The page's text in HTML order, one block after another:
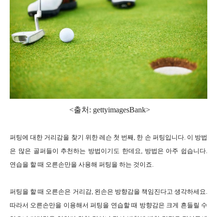
<출처: gettyimagesBank>
퍼팅에 대한 거리감을 찾기 위한 레슨 첫 번째, 한 손 퍼팅입니다. 이 방법
은 많은 골퍼들이 추천하는 방법이기도 한데요, 방법은 아주 쉽습니다.
연습을 할 때 오른손만을 사용해 퍼팅을 하는 것이죠.
퍼팅을 할 때 오른손은 거리감, 왼손은 방향감을 책임진다고 생각하세요.
따라서 오른손만을 이용해서 퍼팅을 연습할 때 방향감은 크게 흔들릴 수